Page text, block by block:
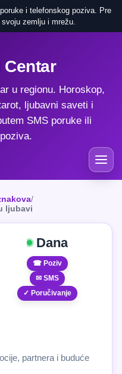
i telefonskog poziva. Pre
zemlju i mrežu.
u regionu. Horoskop,
ljubavni saveti i
SMS poruke ili
/
ljubavi
Dana
☎ Poziv
✉ SMS
✓ Poručivanje
partnera i buduće